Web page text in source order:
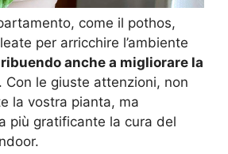
come il pothos,
per arricchire l’ambiente
anche a migliorare la
. Con le giuste attenzioni, non
la vostra pianta, ma
più gratificante la cura del